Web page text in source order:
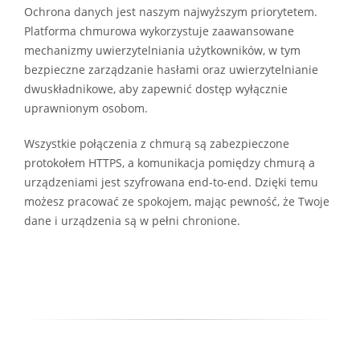
Ochrona danych jest naszym najwyższym priorytetem.
Platforma chmurowa wykorzystuje zaawansowane
mechanizmy uwierzytelniania użytkowników, w tym
bezpieczne zarządzanie hasłami oraz uwierzytelnianie
dwuskładnikowe, aby zapewnić dostęp wyłącznie
uprawnionym osobom.
Wszystkie połączenia z chmurą są zabezpieczone
protokołem HTTPS, a komunikacja pomiędzy chmurą a
urządzeniami jest szyfrowana end-to-end. Dzięki temu
możesz pracować ze spokojem, mając pewność, że Twoje
dane i urządzenia są w pełni chronione.